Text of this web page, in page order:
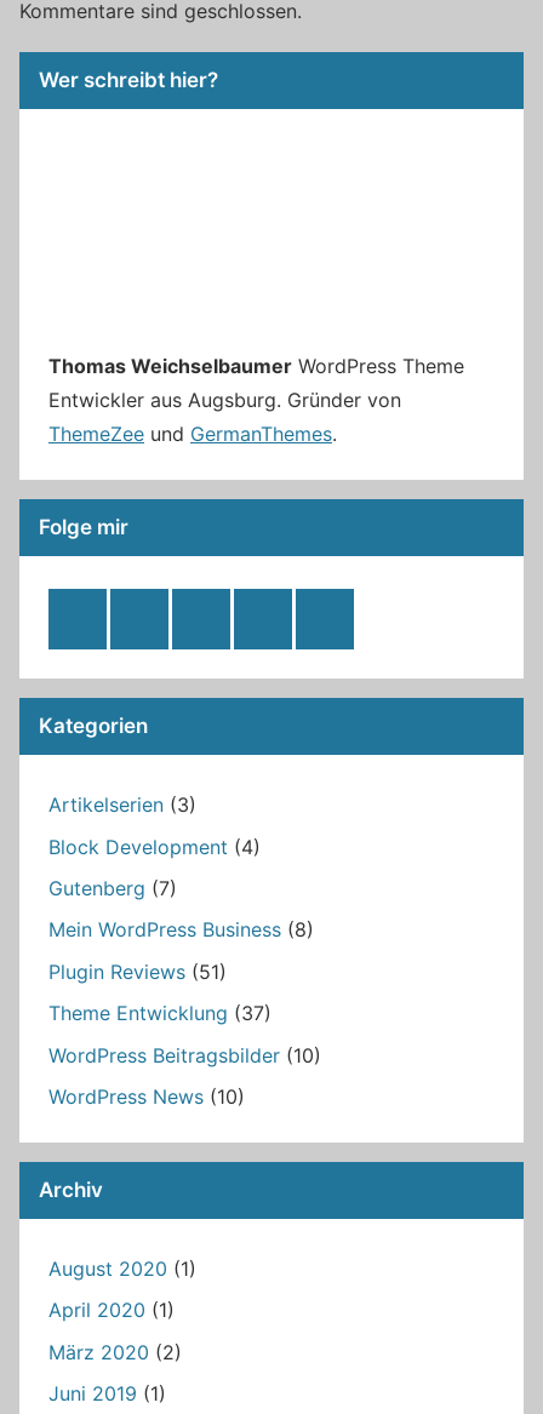
Kommentare sind geschlossen.
Wer schreibt hier?
Thomas Weichselbaumer WordPress Theme
Entwickler aus Augsburg. Gründer von
ThemeZee und GermanThemes.
Folge mir
Feed
Kategorien
Artikelserien (3)
Block Development (4)
Gutenberg (7)
Mein WordPress Business (8)
Plugin Reviews (51)
Theme Entwicklung (37)
WordPress Beitragsbilder (10)
WordPress News (10)
Archiv
August 2020 (1)
April 2020 (1)
März 2020 (2)
Juni 2019 (1)